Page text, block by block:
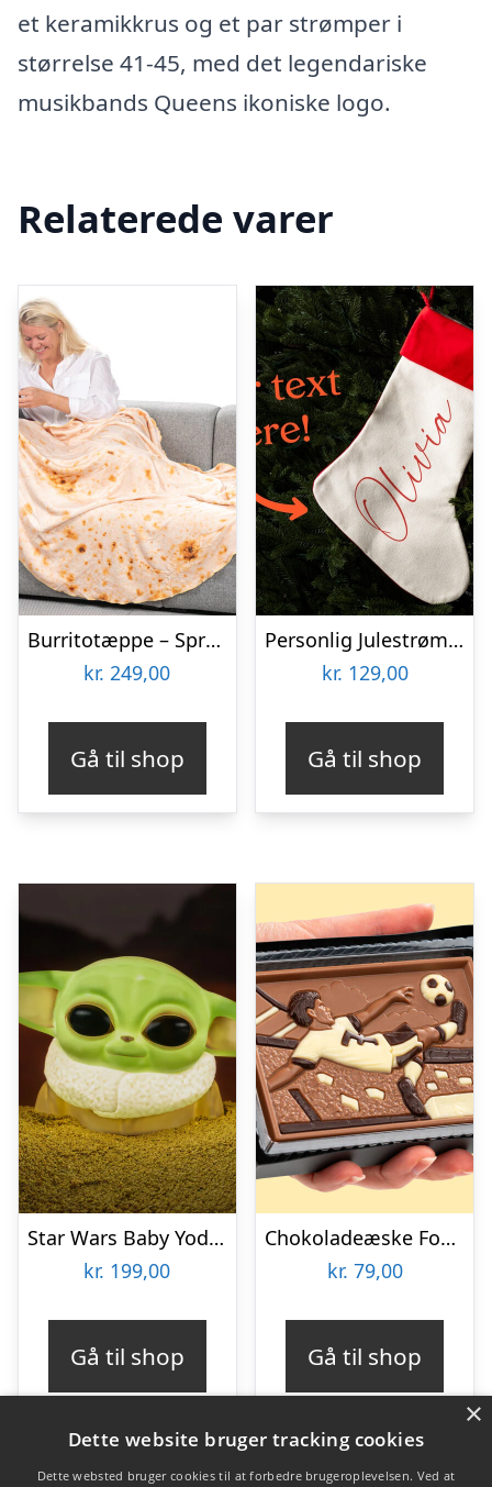
et keramikkrus og et par strømper i
størrelse 41-45, med det legendariske
musikbands Queens ikoniske logo.
Relaterede varer
Burritotæppe – Spralla
kr. 249,00
Gå til shop
Personlig Julestrømpe med Tekst
kr. 129,00
Gå til shop
Star Wars Baby Yoda Lampe
kr. 199,00
Gå til shop
Chokoladeæske Fodboldspiller
kr. 79,00
Gå til shop
×
Dette website bruger tracking cookies
Dette websted bruger cookies til at forbedre brugeroplevelsen. Ved at